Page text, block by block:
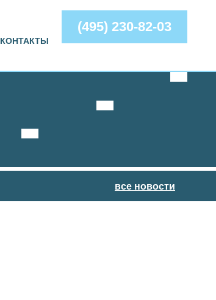
(495) 230-82-03
КОНТАКТЫ
все новости